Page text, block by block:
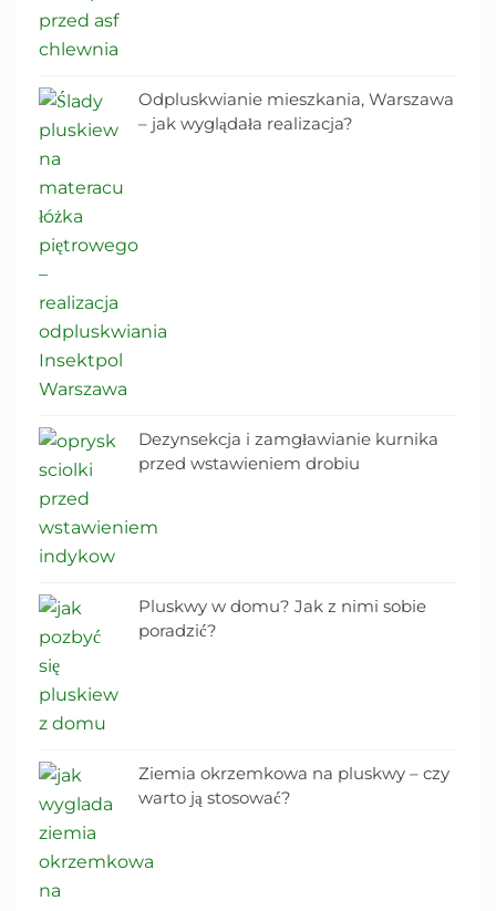
Odpluskwianie mieszkania, Warszawa
– jak wyglądała realizacja?
Dezynsekcja i zamgławianie kurnika
przed wstawieniem drobiu
Pluskwy w domu? Jak z nimi sobie
poradzić?
Ziemia okrzemkowa na pluskwy – czy
warto ją stosować?